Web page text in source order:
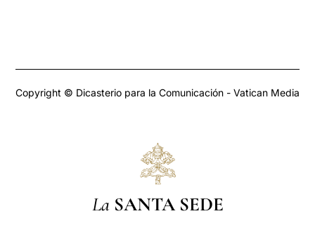
Copyright © Dicasterio para la Comunicación - Vatican Media
La SANTA SEDE